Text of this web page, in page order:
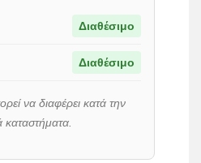
Διαθέσιμο
Διαθέσιμο
να διαφέρει κατά την
καταστήματα.